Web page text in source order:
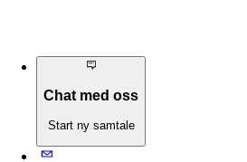
Chat med oss
Start ny samtale